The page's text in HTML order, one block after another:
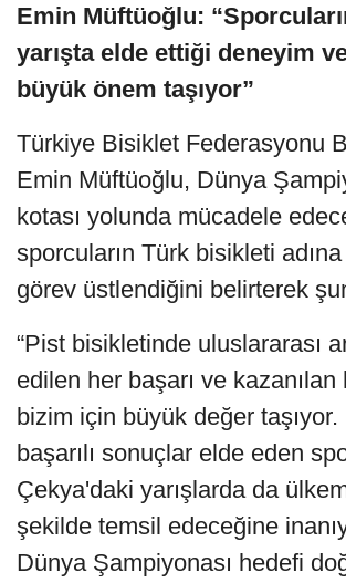
Emin Müftüoğlu:
yarışta elde ettiği deneyim
büyük önem taşıyor”
Türkiye Bisiklet Federasyonu
Emin Müftüoğlu, Dünya
kotası yolunda mücadele
sporcuların Türk bisikleti
görev üstlendiğini belirterek
“Pist bisikletinde uluslararası
edilen her başarı ve kazanılan
bizim için büyük değer
başarılı sonuçlar elde eden
Çekya'daki yarışlarda da
şekilde temsil edeceğine
Dünya Şampiyonası hedefi